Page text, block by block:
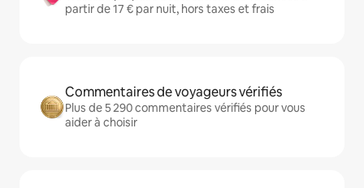
partir de 17 € par nuit, hors taxes et frais
Commentaires de voyageurs vérifiés
Plus de 5 290 commentaires vérifiés pour vous
aider à choisir